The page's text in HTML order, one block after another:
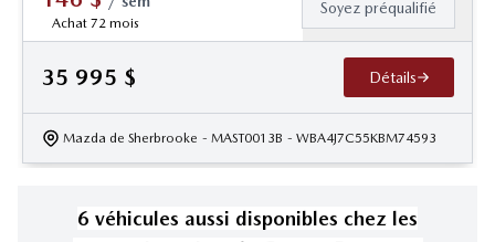
Achat 72 mois
Soyez préqualifié
35 995 $ Détails
Mazda de Sherbrooke - MAST0013B - WBA4J7C55KBM74593
6 véhicules aussi disponibles chez les